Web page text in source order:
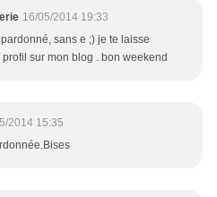
16/05/2014 19:33
pardonné, sans e ;) je te laisse
sur mon blog . bon weekend
2014 15:35